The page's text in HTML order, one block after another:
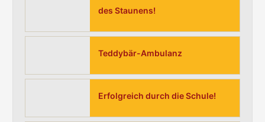
des Staunens!
Teddybär-Ambulanz
Erfolgreich durch die Schule!